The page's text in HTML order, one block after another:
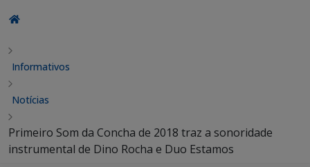
Informativos
Notícias
Primeiro Som da Concha de 2018 traz a sonoridade
instrumental de Dino Rocha e Duo Estamos